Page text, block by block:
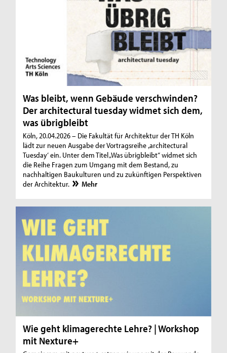
Was bleibt, wenn Gebäude verschwinden?
Der architectural tuesday widmet sich dem,
was übrigbleibt
Köln, 20.04.2026 – Die Fakultät für Architektur der TH Köln
lädt zur neuen Ausgabe der Vortragsreihe ‚architectural
Tuesday‘ ein. Unter dem Titel „Was übrigbleibt“ widmet sich
die Reihe Fragen zum Umgang mit dem Bestand, zu
nachhaltigen Baukulturen und zu zukünftigen Perspektiven
der Architektur.
Mehr
Wie geht klimagerechte Lehre? | Workshop
mit Nexture+